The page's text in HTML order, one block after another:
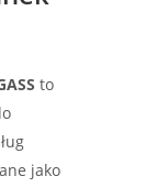
to
jako